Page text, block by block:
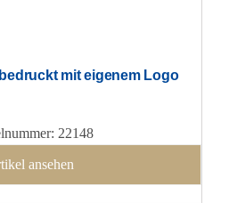
mit eigenem Logo
22148
ansehen